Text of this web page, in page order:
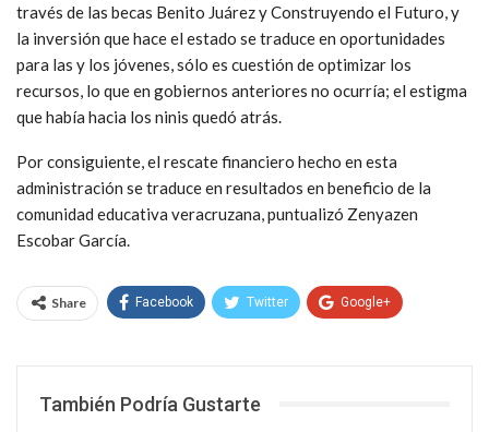
través de las becas Benito Juárez y Construyendo el Futuro, y
la inversión que hace el estado se traduce en oportunidades
para las y los jóvenes, sólo es cuestión de optimizar los
recursos, lo que en gobiernos anteriores no ocurría; el estigma
que había hacia los ninis quedó atrás.
Por consiguiente, el rescate financiero hecho en esta
administración se traduce en resultados en beneficio de la
comunidad educativa veracruzana, puntualizó Zenyazen
Escobar García.
Share Facebook Twitter Google+
También Podría Gustarte